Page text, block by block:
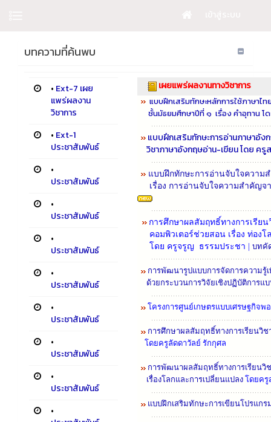
บทความที่ค้นพบ
• Ext-7 เผย
แพร่ผลงาน
วิชาการ
• Ext-1
ประชาสัมพันธ์
•
ประชาสัมพันธ์
•
ประชาสัมพันธ์
•
ประชาสัมพันธ์
•
ประชาสัมพันธ์
•
ประชาสัมพันธ์
•
ประชาสัมพันธ์
•
ประชาสัมพันธ์
•
เผยแพร่ผลงานทางวิชาการ
แบบฝึกเสริมทักษะหลักการใช้ภาษาไ
ชั้นมัธยมศึกษาปีที่ ๑ เรื่อง คำอุทาน โ
แบบฝึกเสริมทักษะการอ่านภาษาอั
วิชาภาษาอังกฤษอ่าน-เขียน โดย ครู
แบบฝึกทักษะการอ่านจับใจควา
เรื่อง การอ่านจับใจความสำคัญ
การศึกษาผลสัมฤทธิ์ทางการเรีย
คอมพิวเตอร์ช่วยสอน เรื่อง ท่องโ
โดย ครูจรูญ ธรรมประชา | บทคั
การพัฒนารูปแบบการจัดการความรู้
ด้วยกระบวนการวิจัยเชิงปฏิบัติการแ
โครงการศูนย์เกษตรแบบเศรษฐกิจพ
การศึกษาผลสัมฤทธิ์ทางการเรียนวิช
โดยครูลัดดาวัลย์ รักกุศล
การพัฒนาผลสัมฤทธิ์ทางการเรียนวิ
เรื่องโลกและการเปลี่ยนแปลง โดยครู
แบบฝึกเสริมทักษะการเขียนโปรแ